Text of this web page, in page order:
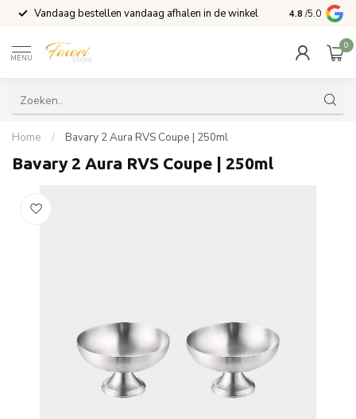
Vandaag bestellen vandaag afhalen in de winkel Voor 15:00
4.8 /5.0
MENU
0
Home / Bavary 2 Aura RVS Coupe | 250ml
Bavary 2 Aura RVS Coupe | 250ml